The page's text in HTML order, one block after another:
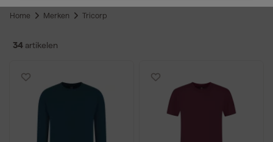
Home Merken Tricorp
34 artikelen